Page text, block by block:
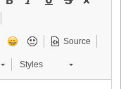
Source
Styles